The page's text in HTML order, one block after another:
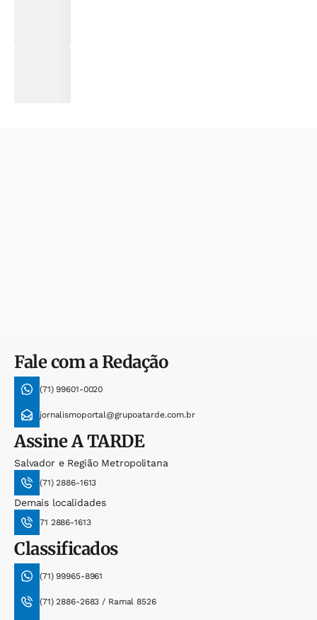
Fale com a Redação
(71) 99601-0020
jornalismoportal@grupoatarde.com.br
AssineA TARDE
Salvador e Região Metropolitana
(71) 2886-1613
Demais localidades
71 2886-1613
Classificados
(71) 99965-8961
(71) 2886-2683 / Ramal 8526